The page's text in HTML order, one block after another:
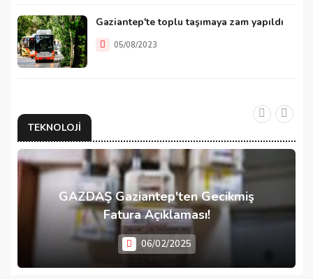
Gaziantep'te toplu taşımaya zam yapıldı
05/08/2023
TEKNOLOJI
GAZDAŞ Gaziantep'ten Gecikmiş
Fatura Açıklaması!
06/02/2025